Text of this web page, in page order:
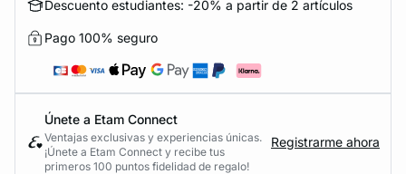
Descuento estudiantes: -20% a partir de 2 artículos
Pago 100% seguro
Únete a Etam Connect
Ventajas exclusivas y experiencias únicas.
¡Únete a Etam Connect y recibe tus
primeros 100 puntos fidelidad de regalo!
Registrarme ahora